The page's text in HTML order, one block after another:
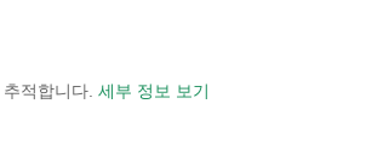
적합니다. 세부 정보 보기